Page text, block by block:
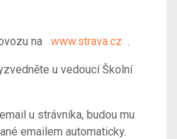
na www.strava.cz
u vedoucí Školní
u strávníka, budou mu
emailem automaticky.